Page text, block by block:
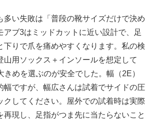
多い失敗は「普段の靴サイズだけで決め
アブ3はミッドカットに近い設計で、足
下りで爪を痛めやすくなります。私の検
山用ソックス＋インソールを想定して
きめを選ぶのが安全でした。幅（2E）
幅ですが、幅広さんは試着でサイドの圧
クしてください。屋外での試着時は実際
再現し、足指がつま先に当たらないこと